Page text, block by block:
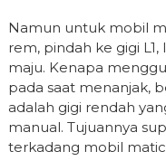
Namun untuk mobil
rem, pindah ke gigi
maju. Kenapa
pada saat menanjak,
adalah gigi rendah
manual. Tujuannya
terkadang mobil